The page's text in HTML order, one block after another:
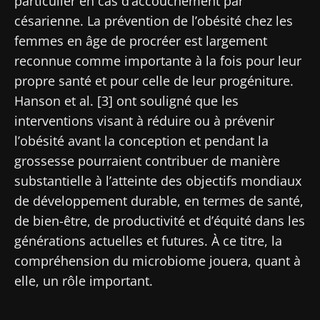
césarienne. La prévention de l’obésité chez les
femmes en âge de procréer est largement
reconnue comme importante à la fois pour leur
propre santé et pour celle de leur progéniture.
Hanson et al. [3] ont souligné que les
interventions visant à réduire ou à prévenir
l’obésité avant la conception et pendant la
grossesse pourraient contribuer de manière
substantielle à l’atteinte des objectifs mondiaux
de développement durable, en termes de santé,
de bien-être, de productivité et d’équité dans les
générations actuelles et futures. À ce titre, la
compréhension du microbiome jouera, quant à
elle, un rôle important.
Redirection
Vous êtes sur le point d'être redirigé et de
quitter notre site web
Se tenir informé
Rejoignez la communauté Microbiota des
professionnels de santé et des chercheurs et
recevez le "Microbiota Digest" et le "HCP
Magazine" pour rester au courant des
dernières actualités sur le microbiote.
Rejoignez la communauté Microbiota des
professionnels de santé et des chercheurs et
recevez le "Microbiota Digest" et le "HCP
Magazine" pour rester au courant des
dernières actualités sur le microbiote.
Je souhaite m'inscrire afin de recevoir
d'autres actualités de Biocodex
J’ai lu et accepte lesCGUet la politique de
protection des donnéesdu Biocodex
Microbiota Institute